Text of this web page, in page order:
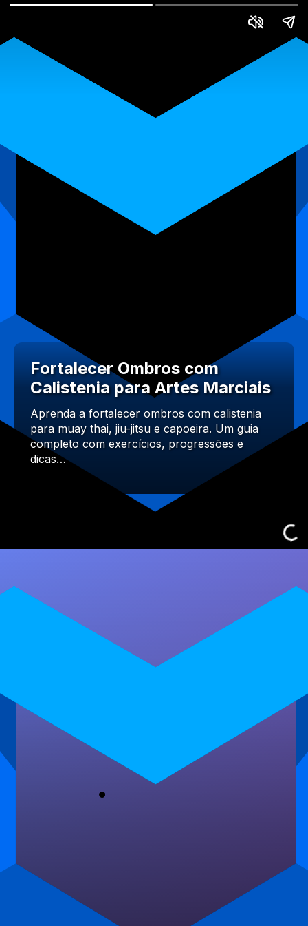
Fortalecer Ombros com
Calistenia para Artes Marciais
Aprenda a fortalecer ombros com calistenia
para muay thai, jiu-jitsu e capoeira. Um guia
completo com exercícios, progressões e
dicas…